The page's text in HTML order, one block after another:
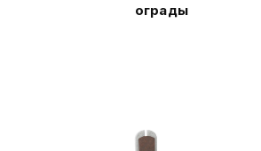
ограды